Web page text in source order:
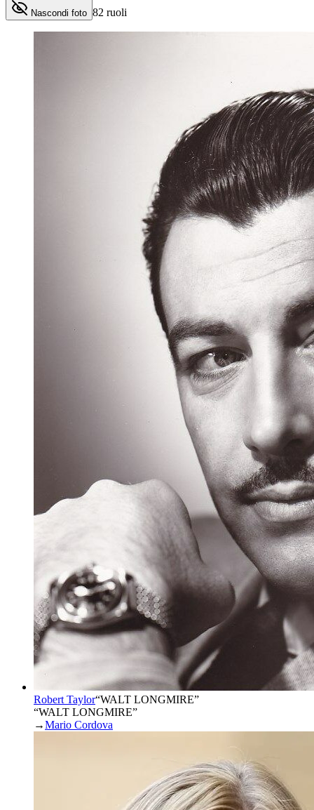
Nascondi foto 82 ruoli
Robert Taylor“WALT LONGMIRE”
“WALT LONGMIRE”
→Mario Cordova